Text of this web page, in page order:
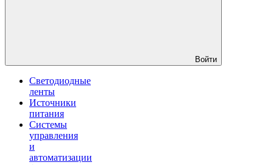
Войти
Светодиодные
ленты
Источники
питания
Системы
управления
и
автоматизации